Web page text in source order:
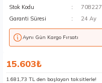
Stok Kodu
708227
Garanti Süresi
24 Ay
Aynı Gün Kargo Fırsatı
15.603₺
1.681,73 TL den başlayan taksitlerle!